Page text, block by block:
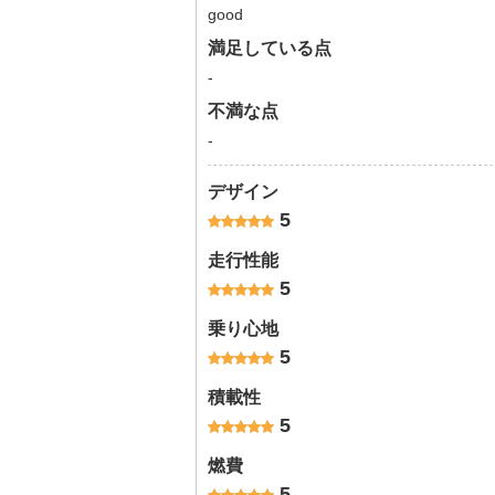
good
満足している点
-
不満な点
-
デザイン
5
走行性能
5
乗り心地
5
積載性
5
燃費